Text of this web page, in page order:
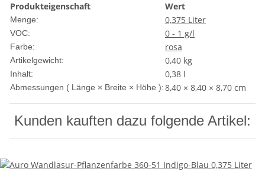
Produkteigenschaft
Wert
Menge: 0,375 Liter
VOC: 0 - 1 g/l
Farbe: rosa
Artikelgewicht: 0,40 kg
Inhalt: 0,38 l
Abmessungen ( Länge × Breite × Höhe ):8,40 × 8,40 × 8,70 cm
Kunden kauften dazu folgende Artikel: